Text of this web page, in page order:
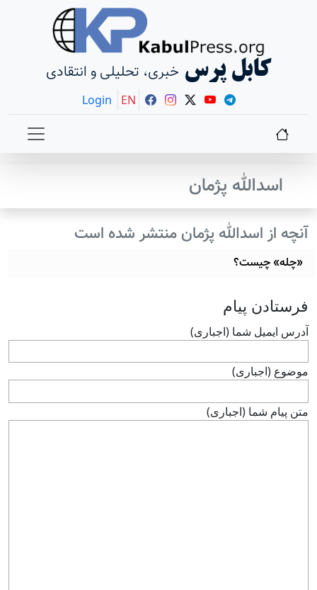
کابل پرس خبری، تحلیلی و انتقادی
Login EN
اسدالله پژمان
آنچه از اسدالله پژمان منتشر شده است
«چله» چیست؟
فرستادن پيام
آدرس ايميل شما (اجباری)
موضوع (اجباری)
متن پيام شما (اجباری)